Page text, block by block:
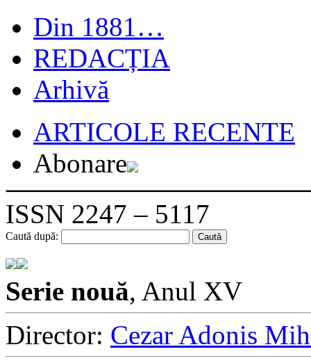
Din 1881…
REDACȚIA
Arhivă
ARTICOLE RECENTE
Abonare
ISSN 2247 – 5117
Caută după:
Serie nouă, Anul XV
Director: Cezar Adonis